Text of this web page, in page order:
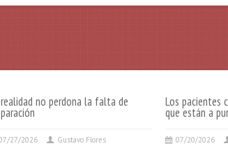
no perdona la falta de
27/2026 Gustavo Flores
Los pacientes
que están a
07/20/2026